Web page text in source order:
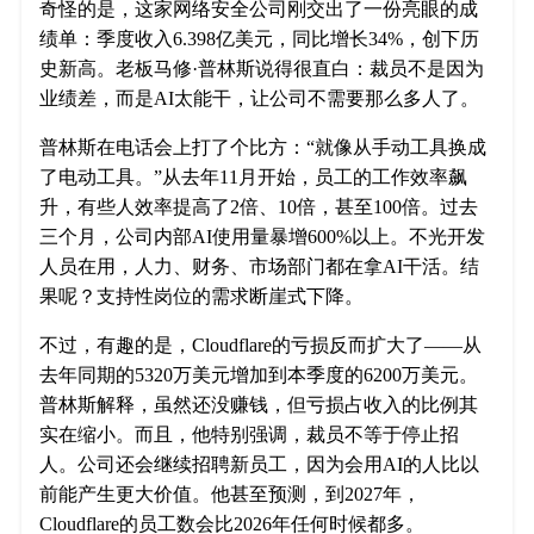
奇怪的是，这家网络安全公司刚交出了一份亮眼的成
绩单：季度收入6.398亿美元，同比增长34%，创下历
史新高。老板马修·普林斯说得很直白：裁员不是因为
业绩差，而是AI太能干，让公司不需要那么多人了。
普林斯在电话会上打了个比方：“就像从手动工具换成
了电动工具。”从去年11月开始，员工的工作效率飙
升，有些人效率提高了2倍、10倍，甚至100倍。过去
三个月，公司内部AI使用量暴增600%以上。不光开发
人员在用，人力、财务、市场部门都在拿AI干活。结
果呢？支持性岗位的需求断崖式下降。
不过，有趣的是，Cloudflare的亏损反而扩大了——从
去年同期的5320万美元增加到本季度的6200万美元。
普林斯解释，虽然还没赚钱，但亏损占收入的比例其
实在缩小。而且，他特别强调，裁员不等于停止招
人。公司还会继续招聘新员工，因为会用AI的人比以
前能产生更大价值。他甚至预测，到2027年，
Cloudflare的员工数会比2026年任何时候都多。